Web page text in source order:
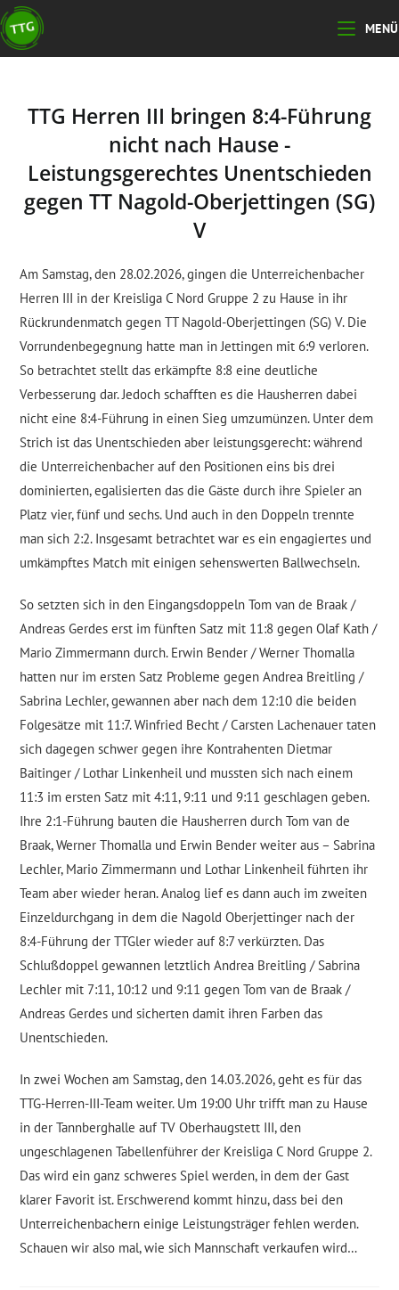
Zum
Inhalt
springen
MENÜ
TTG Herren III bringen 8:4-Führung
nicht nach Hause -
Leistungsgerechtes Unentschieden
gegen TT Nagold-Oberjettingen (SG)
V
Am Samstag, den 28.02.2026, gingen die Unterreichenbacher
Herren III in der Kreisliga C Nord Gruppe 2 zu Hause in ihr
Rückrundenmatch gegen TT Nagold-Oberjettingen (SG) V. Die
Vorrundenbegegnung hatte man in Jettingen mit 6:9 verloren.
So betrachtet stellt das erkämpfte 8:8 eine deutliche
Verbesserung dar. Jedoch schafften es die Hausherren dabei
nicht eine 8:4-Führung in einen Sieg umzumünzen. Unter dem
Strich ist das Unentschieden aber leistungsgerecht: während
die Unterreichenbacher auf den Positionen eins bis drei
dominierten, egalisierten das die Gäste durch ihre Spieler an
Platz vier, fünf und sechs. Und auch in den Doppeln trennte
man sich 2:2. Insgesamt betrachtet war es ein engagiertes und
umkämpftes Match mit einigen sehenswerten Ballwechseln.
So setzten sich in den Eingangsdoppeln Tom van de Braak /
Andreas Gerdes erst im fünften Satz mit 11:8 gegen Olaf Kath /
Mario Zimmermann durch. Erwin Bender / Werner Thomalla
hatten nur im ersten Satz Probleme gegen Andrea Breitling /
Sabrina Lechler, gewannen aber nach dem 12:10 die beiden
Folgesätze mit 11:7. Winfried Becht / Carsten Lachenauer taten
sich dagegen schwer gegen ihre Kontrahenten Dietmar
Baitinger / Lothar Linkenheil und mussten sich nach einem
11:3 im ersten Satz mit 4:11, 9:11 und 9:11 geschlagen geben.
Ihre 2:1-Führung bauten die Hausherren durch Tom van de
Braak, Werner Thomalla und Erwin Bender weiter aus – Sabrina
Lechler, Mario Zimmermann und Lothar Linkenheil führten ihr
Team aber wieder heran. Analog lief es dann auch im zweiten
Einzeldurchgang in dem die Nagold Oberjettinger nach der
8:4-Führung der TTGler wieder auf 8:7 verkürzten. Das
Schlußdoppel gewannen letztlich Andrea Breitling / Sabrina
Lechler mit 7:11, 10:12 und 9:11 gegen Tom van de Braak /
Andreas Gerdes und sicherten damit ihren Farben das
Unentschieden.
In zwei Wochen am Samstag, den 14.03.2026, geht es für das
TTG-Herren-III-Team weiter. Um 19:00 Uhr trifft man zu Hause
in der Tannberghalle auf TV Oberhaugstett III, den
ungeschlagenen Tabellenführer der Kreisliga C Nord Gruppe 2.
Das wird ein ganz schweres Spiel werden, in dem der Gast
klarer Favorit ist. Erschwerend kommt hinzu, dass bei den
Unterreichenbachern einige Leistungsträger fehlen werden.
Schauen wir also mal, wie sich Mannschaft verkaufen wird…